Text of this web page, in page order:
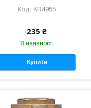
KR4955
235 ₴
В наявності
Купити